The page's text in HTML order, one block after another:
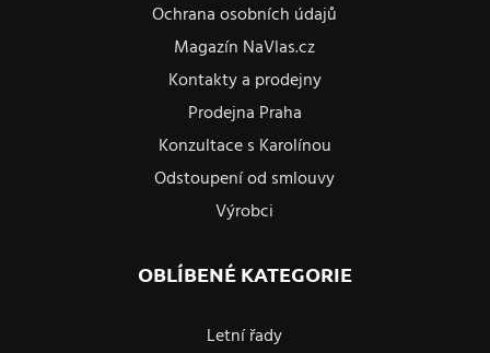
Ochrana osobních údajů
Magazín NaVlas.cz
Kontakty a prodejny
Prodejna Praha
Konzultace s Karolínou
Odstoupení od smlouvy
Výrobci
OBLÍBENÉ KATEGORIE
Letní řady